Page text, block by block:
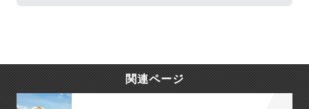
の川温泉が人気です。
道北：旭川、富良野、美瑛、層雲峡、トマムなど
道東：知床・阿寒・釧路・網走・十勝・サホロなど
郭」へは約50分です。
北海道を巡る旅行もいいですね。
しめますね。
関連ページ